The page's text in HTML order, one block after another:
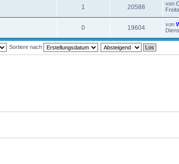
1 20588 von
0 19604 von
Sortiere nach